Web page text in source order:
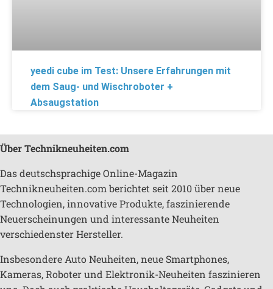
yeedi cube im Test: Unsere Erfahrungen mit
dem Saug- und Wischroboter +
Absaugstation
Über Technikneuheiten.com
Das deutschsprachige Online-Magazin
Technikneuheiten.com berichtet seit 2010 über neue
Technologien, innovative Produkte, faszinierende
Neuerscheinungen und interessante Neuheiten
verschiedenster Hersteller.
Insbesondere Auto Neuheiten, neue Smartphones,
Kameras, Roboter und Elektronik-Neuheiten faszinieren